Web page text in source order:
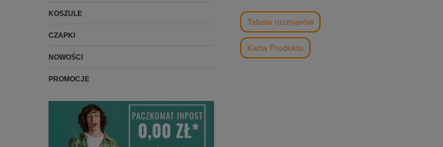
KOSZULE
CZAPKI
NOWOŚCI
PROMOCJE
Tabela rozmiarów
Karta Produktu